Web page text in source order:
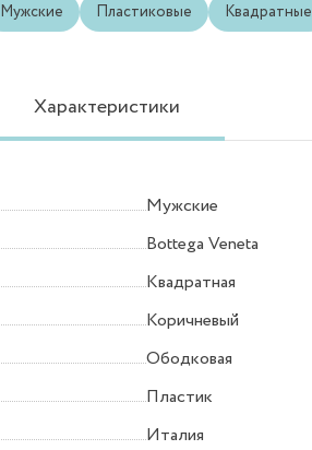
Мужские Пластиковые Квадратные
Характеристики
Мужские
Bottega Veneta
Квадратная
Коричневый
Ободковая
Пластик
Италия